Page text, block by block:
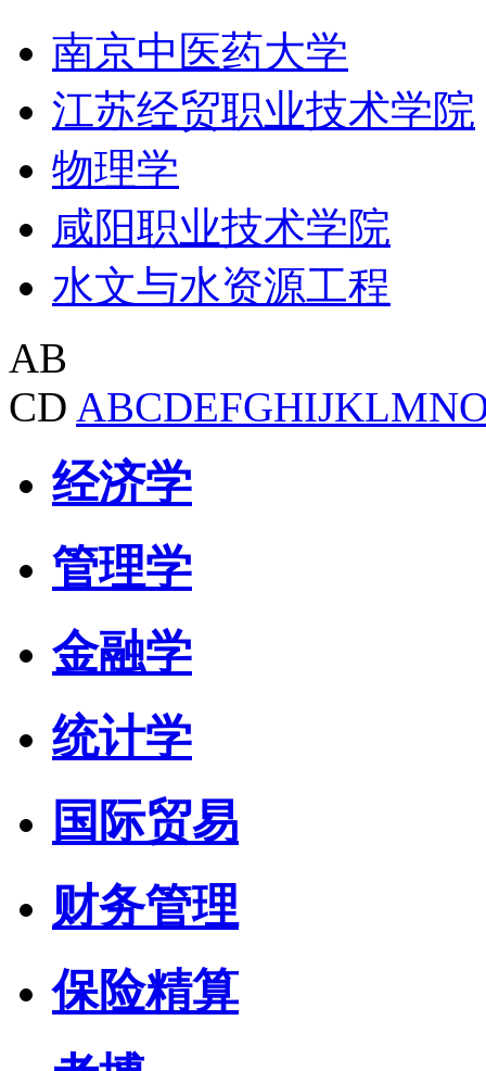
南京中医药大学
江苏经贸职业技术学院
物理学
咸阳职业技术学院
水文与水资源工程
AB
CD ABCDEFGHIJKLMN
经济学
管理学
金融学
统计学
国际贸易
财务管理
保险精算